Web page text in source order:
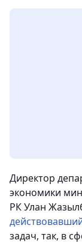
Директор
экономики
РК Улан
задач, так, в